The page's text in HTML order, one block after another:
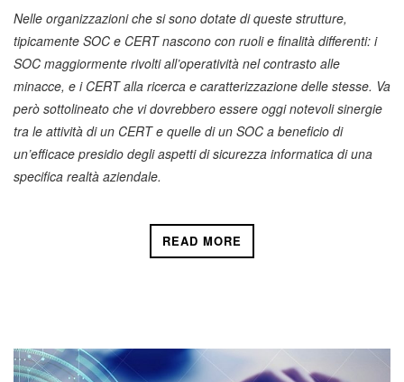
Nelle organizzazioni che si sono dotate di queste strutture,
tipicamente SOC e CERT nascono con ruoli e finalità differenti: i
SOC maggiormente rivolti all’operatività nel contrasto alle
minacce, e i CERT alla ricerca e caratterizzazione delle stesse. Va
però sottolineato che vi dovrebbero essere oggi notevoli sinergie
tra le attività di un CERT e quelle di un SOC a beneficio di
un’efficace presidio degli aspetti di sicurezza informatica di una
specifica realtà aziendale.
READ MORE